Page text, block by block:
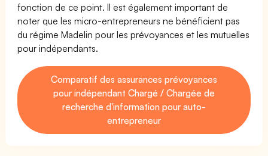
fonction de ce point. Il est également important de
noter que les micro-entrepreneurs ne bénéficient pas
du régime Madelin pour les prévoyances et les mutuelles
pour indépendants.
Comparatif des assurances prévoyances
pour indépendant Chargé / Chargée de
recherche d'information pour auto-
entrepreneur